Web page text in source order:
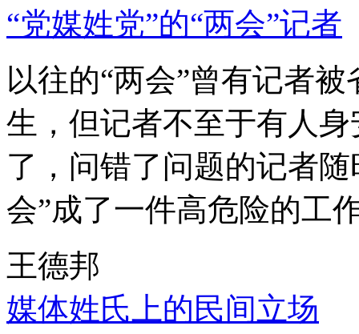
“党媒姓党”的“两会”记者
以往的“两会”曾有记者
生，但记者不至于有人
了，问错了问题的记者
会”成了一件高危险的工
王德邦
媒体姓氏上的民间立场